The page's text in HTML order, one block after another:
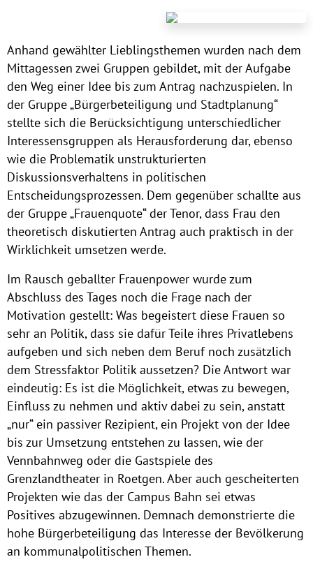
Anhand gewählter Lieblingsthemen wurden nach dem
Mittagessen zwei Gruppen gebildet, mit der Aufgabe
den Weg einer Idee bis zum Antrag nachzuspielen. In
der Gruppe „Bürgerbeteiligung und Stadtplanung“
stellte sich die Berücksichtigung unterschiedlicher
Interessensgruppen als Herausforderung dar, ebenso
wie die Problematik unstrukturierten
Diskussionsverhaltens in politischen
Entscheidungsprozessen. Dem gegenüber schallte aus
der Gruppe „Frauenquote“ der Tenor, dass Frau den
theoretisch diskutierten Antrag auch praktisch in der
Wirklichkeit umsetzen werde.
Im Rausch geballter Frauenpower wurde zum
Abschluss des Tages noch die Frage nach der
Motivation gestellt: Was begeistert diese Frauen so
sehr an Politik, dass sie dafür Teile ihres Privatlebens
aufgeben und sich neben dem Beruf noch zusätzlich
dem Stressfaktor Politik aussetzen? Die Antwort war
eindeutig: Es ist die Möglichkeit, etwas zu bewegen,
Einfluss zu nehmen und aktiv dabei zu sein, anstatt
„nur“ ein passiver Rezipient, ein Projekt von der Idee
bis zur Umsetzung entstehen zu lassen, wie der
Vennbahnweg oder die Gastspiele des
Grenzlandtheater in Roetgen. Aber auch gescheiterten
Projekten wie das der Campus Bahn sei etwas
Positives abzugewinnen. Demnach demonstrierte die
hohe Bürgerbeteiligung das Interesse der Bevölkerung
an kommunalpolitischen Themen.